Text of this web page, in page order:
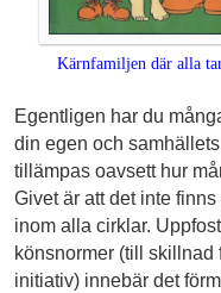
Kärnfamiljen där alla
Egentligen har du
din egen och
tillämpas oavsett hur
Givet är att det inte
inom alla cirklar.
könsnormer (till skillnad
initiativ) innebär det